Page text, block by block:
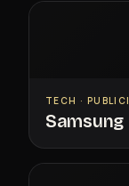
TECH ·
Samsung